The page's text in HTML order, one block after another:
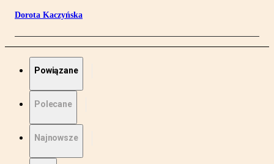
Dorota Kaczyńska
Powiązane
Polecane
Najnowsze